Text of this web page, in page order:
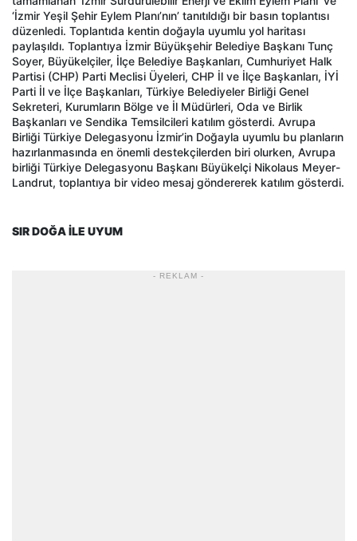
‘İzmir Yeşil Şehir Eylem Planı’nın’ tanıtıldığı bir basın toplantısı
düzenledi. Toplantıda kentin doğayla uyumlu yol haritası
paylaşıldı. Toplantıya İzmir Büyükşehir Belediye Başkanı Tunç
Soyer, Büyükelçiler, İlçe Belediye Başkanları, Cumhuriyet Halk
Partisi (CHP) Parti Meclisi Üyeleri, CHP İl ve İlçe Başkanları, İYİ
Parti İl ve İlçe Başkanları, Türkiye Belediyeler Birliği Genel
Sekreteri, Kurumların Bölge ve İl Müdürleri, Oda ve Birlik
Başkanları ve Sendika Temsilcileri katılım gösterdi. Avrupa
Birliği Türkiye Delegasyonu İzmir’in Doğayla uyumlu bu planların
hazırlanmasında en önemli destekçilerden biri olurken, Avrupa
birliği Türkiye Delegasyonu Başkanı Büyükelçi Nikolaus Meyer-
Landrut, toplantıya bir video mesaj göndererek katılım gösterdi.
SIR DOĞA İLE UYUM
- REKLAM -